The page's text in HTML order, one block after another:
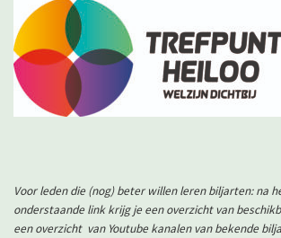
Voor leden die (nog) beter willen leren biljarten: na
onderstaande link krijg je een overzicht van
een overzicht van Youtube kanalen van bekende